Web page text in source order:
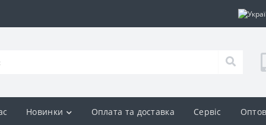
Новинки Оплата та доставка Сервіс